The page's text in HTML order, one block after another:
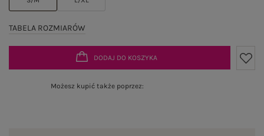
TABELA ROZMIARÓW
DODAJ DO KOSZYKA
Możesz kupić także poprzez: